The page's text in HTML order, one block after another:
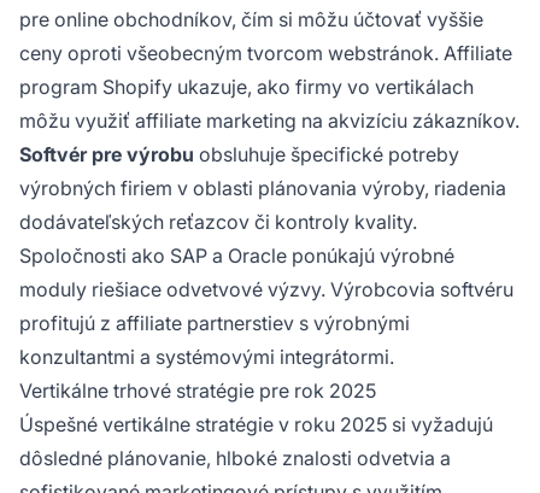
pre online obchodníkov, čím si môžu účtovať vyššie
ceny oproti všeobecným tvorcom webstránok. Affiliate
program Shopify ukazuje, ako firmy vo vertikálach
môžu využiť affiliate marketing na akvizíciu zákazníkov.
Softvér pre výrobu obsluhuje špecifické potreby
výrobných firiem v oblasti plánovania výroby, riadenia
dodávateľských reťazcov či kontroly kvality.
Spoločnosti ako SAP a Oracle ponúkajú výrobné
moduly riešiace odvetvové výzvy. Výrobcovia softvéru
profitujú z affiliate partnerstiev s výrobnými
konzultantmi a systémovými integrátormi.
Vertikálne trhové stratégie pre rok 2025
Úspešné vertikálne stratégie v roku 2025 si vyžadujú
dôsledné plánovanie, hlboké znalosti odvetvia a